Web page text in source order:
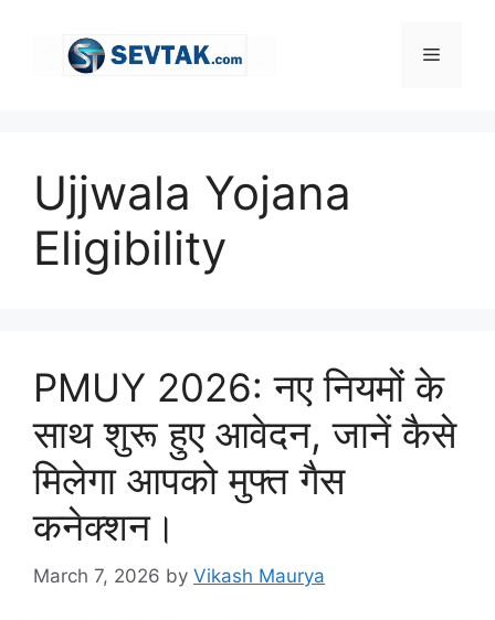
Menu
Ujjwala Yojana
Eligibility
PMUY 2026: नए नियमों के
साथ शुरू हुए आवेदन, जानें कैसे
मिलेगा आपको मुफ्त गैस
कनेक्शन।
March 7, 2026 by Vikash Maurya